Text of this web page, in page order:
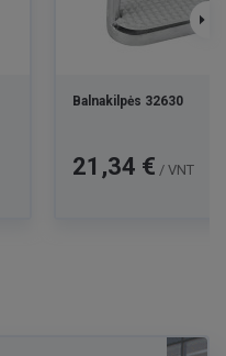
Balnakilpės 32630
Kaina
21,34 € / VNT